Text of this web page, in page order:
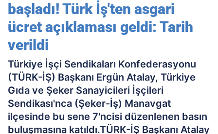
başladı! Türk İş'ten asgari
ücret açıklaması geldi: Tarih
verildi
Türkiye İşçi Sendikaları Konfederasyonu
(TÜRK-İŞ) Başkanı Ergün Atalay, Türkiye
Gıda ve Şeker Sanayicileri İşçileri
Sendikası'nca (Şeker-İş) Manavgat
ilçesinde bu sene 7'ncisi düzenlenen basın
buluşmasına katıldı.TÜRK-İŞ Başkanı Atalay